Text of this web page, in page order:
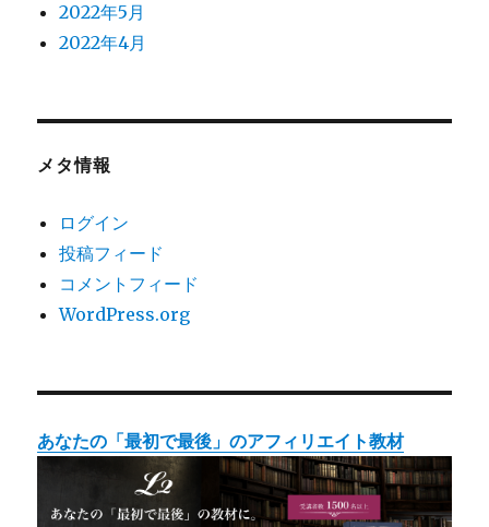
2022年5月
2022年4月
メタ情報
ログイン
投稿フィード
コメントフィード
WordPress.org
あなたの「最初で最後」のアフィリエイト教材